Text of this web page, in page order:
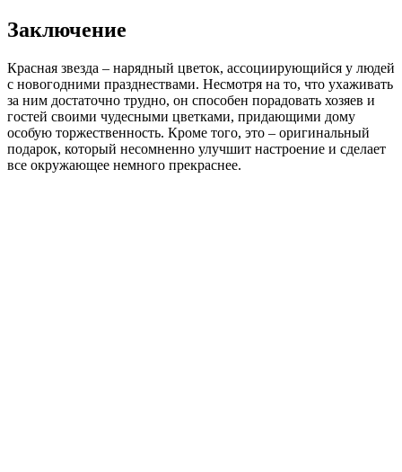
Заключение
Красная звезда – нарядный цветок, ассоциирующийся у людей
с новогодними празднествами. Несмотря на то, что ухаживать
за ним достаточно трудно, он способен порадовать хозяев и
гостей своими чудесными цветками, придающими дому
особую торжественность. Кроме того, это – оригинальный
подарок, который несомненно улучшит настроение и сделает
все окружающее немного прекраснее.